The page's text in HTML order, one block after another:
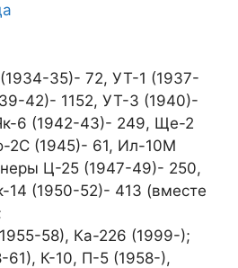
35)- 72, УТ-1 (1937-
42)- 1152, УТ-3 (1940)-
6 (1942-43)- 249, Ще-2
2С (1945)- 61, Ил-10М
Ц-25 (1947-49)- 250,
14 (1950-52)- 413 (вместе
58), Ка-226 (1999-);
К-10, П-5 (1958-),